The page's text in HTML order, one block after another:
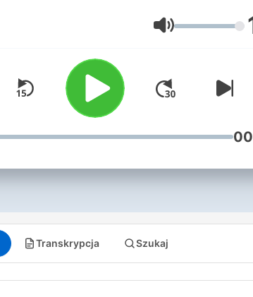
Głośność
Transkrypcja Szukaj